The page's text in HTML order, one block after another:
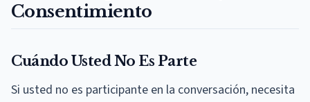
Consentimiento
Cuándo Usted No Es Parte
Si usted no es participante en la conversación, necesita